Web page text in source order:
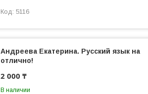
5116
Андреева Екатерина. Русский язык на
отлично!
2 000 ₸
В наличии